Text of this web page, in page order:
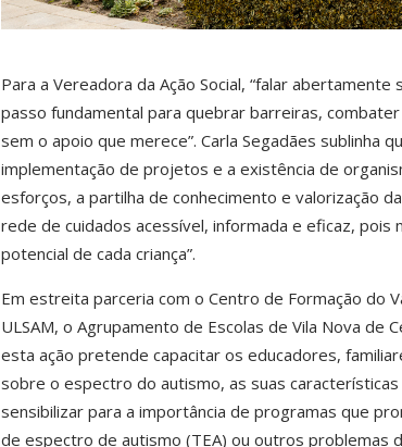
Para a Vereadora da Ação Social, “falar
passo fundamental para quebrar barreiras,
sem o apoio que merece”. Carla Segadães sublinha
implementação de projetos e a existência de
esforços, a partilha de conhecimento e valorização
rede de cuidados acessível, informada e eficaz, pois
potencial de cada criança”.
Em estreita parceria com o Centro de Formação do
ULSAM, o Agrupamento de Escolas de Vila Nova de
esta ação pretende capacitar os educadores,
sobre o espectro do autismo, as suas
sensibilizar para a importância de programas que
de espectro de autismo (TEA) ou outros problemas